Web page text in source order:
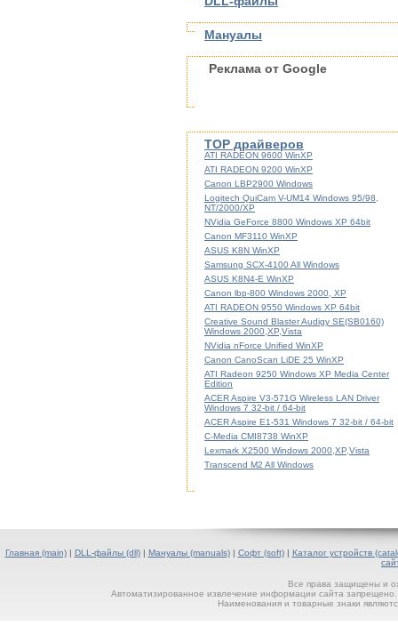
Мануалы
Реклама от Google
TOP драйверов
ATI RADEON 9600 WinXP
ATI RADEON 9200 WinXP
Canon LBP2900 Windows
Logitech QuiCam V-UM14 Windows 95/98,
NT/2000/XP
NVidia GeForce 8800 Windows XP 64bit
Canon MF3110 WinXP
ASUS K8N WinXP
Samsung SCX-4100 All Windows
ASUS K8N4-E WinXP
Canon lbp-800 Windows 2000, XP
ATI RADEON 9550 Windows XP 64bit
Creative Sound Blaster Audigy SE(SB0160)
Windows 2000,XP,Vista
NVidia nForce Unified WinXP
Canon CanoScan LiDE 25 WinXP
ATI Radeon 9250 Windows XP Media Center
Edition
ACER Aspire V3-571G Wireless LAN Driver
Windows 7 32-bit / 64-bit
ACER Aspire E1-531 Windows 7 32-bit / 64-bit
C-Media CMI8738 WinXP
Lexmark X2500 Windows 2000,XP,Vista
Transcend M2 All Windows
Главная (main)| DLL-файлы (dll)| Мануалы (manuals)| Софт (soft)| Каталог устройств
Все права защищены и
Автоматизированное извлечение информации сайта
Наименования и товарные знаки